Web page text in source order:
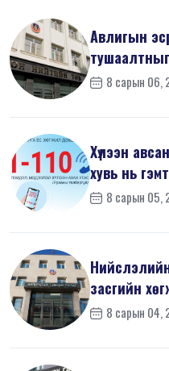
Авлигын
8 сарын 06,
Хүлээн
8 сарын 05,
засгийн
хари...
8 сарын 04,